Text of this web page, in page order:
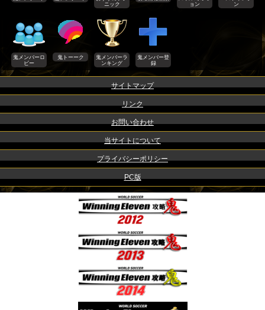
ニック
ョン
ン
鬼メンバーロ
ビー
鬼トーーク
鬼メンバーラ
ンキング
鬼メンバー登
録
サイトマップ
リンク
お問い合わせ
当サイトについて
プライバシーポリシー
PC版